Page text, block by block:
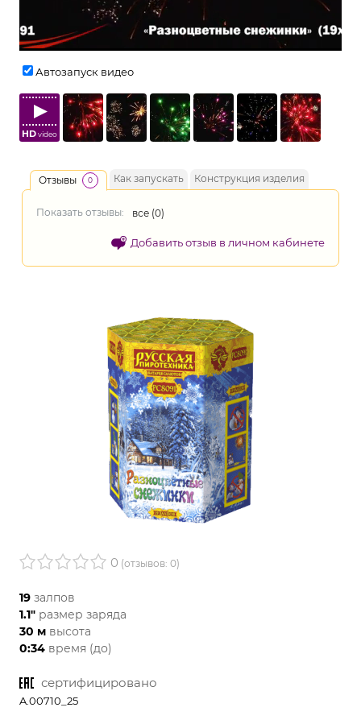
Автозапуск видео
HDvideo
Отзывы 0 Как запускать Конструкция изделия
Показать отзывы: все (0)
Добавить отзыв в личном кабинете
0 (отзывов: 0)
19 залпов
1.1" размер заряда
30 м высота
0:34 время (до)
сертифицировано
A.00710_25